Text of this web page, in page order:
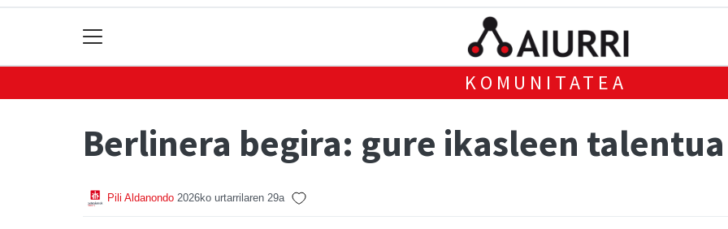
KOMUNITATEA
Berlinera begira: gure ikasleen
Pili Aldanondo 2026ko urtarrilaren 29a